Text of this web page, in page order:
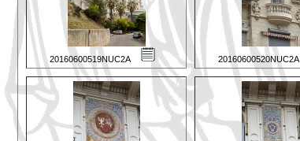
20160600519NUC2A 20160600520NUC2A